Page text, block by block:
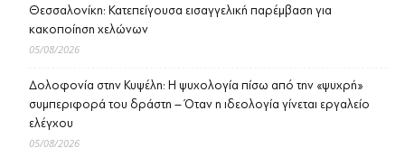
Θεσσαλονίκη: Κατεπείγουσα εισαγγελική παρέμβαση για
κακοποίηση χελώνων
05/08/2026
Δολοφονία στην Κυψέλη: Η ψυχολογία πίσω από την «ψυχρή»
συμπεριφορά του δράστη – Όταν η ιδεολογία γίνεται εργαλείο
ελέγχου
05/08/2026